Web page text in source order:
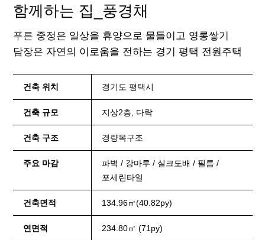
함께하는 집_풍경채
푸른 중정은 일상을 휴양으로 물들이고 영롱쌓기
담장은 자연의 이로움을 전하는 경기 평택 전원주택
건축 위치 경기도 평택시
건축 규모 지상2층, 다락
건축 구조 경량목구조
주요 마감
파벽 / 강마루 / 실크도배 / 필름 /
포세린타일
건축면적 134.96㎡(40.82py)
연면적 234.80㎡ (71py)